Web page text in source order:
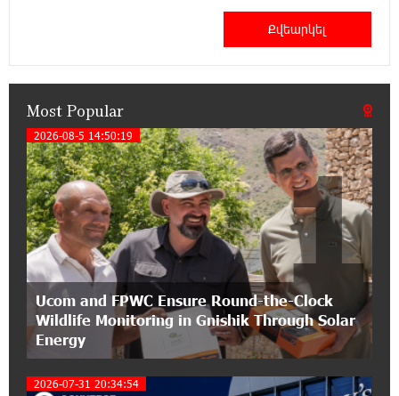
15:47:51 9-07-2026
A little corner of France in Hrazdan, with the
partnership of Converse SME
17:31:55 8-07-2026
Idram is the general partner of the "Towards
Conscious Parenting 2026" annual conference
12:40:22 8-07-2026
Polytechnic University Graduation Ceremony
Held with the Support of Unibank
Converse Bank Completes the Placement of
Most Popular
2026-08-5 14:50:19
Ucom and FPWC Ensure Round-the-Clock
Wildlife Monitoring in Gnishik Through Solar
Energy
1
2026-07-31 20:34:54